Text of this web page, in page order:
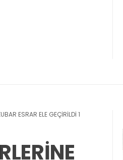
ESRAR ELE GEÇİRİLDİ 1